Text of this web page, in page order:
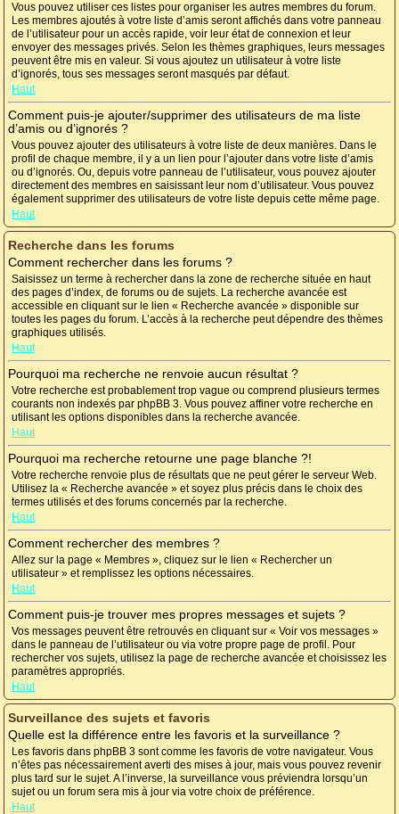
Vous pouvez utiliser ces listes pour organiser les autres membres du forum.
Les membres ajoutés à votre liste d’amis seront affichés dans votre panneau
de l’utilisateur pour un accès rapide, voir leur état de connexion et leur
envoyer des messages privés. Selon les thèmes graphiques, leurs messages
peuvent être mis en valeur. Si vous ajoutez un utilisateur à votre liste
d’ignorés, tous ses messages seront masqués par défaut.
Haut
Comment puis-je ajouter/supprimer des utilisateurs de ma liste
d’amis ou d’ignorés ?
Vous pouvez ajouter des utilisateurs à votre liste de deux manières. Dans le
profil de chaque membre, il y a un lien pour l’ajouter dans votre liste d’amis
ou d’ignorés. Ou, depuis votre panneau de l’utilisateur, vous pouvez ajouter
directement des membres en saisissant leur nom d’utilisateur. Vous pouvez
également supprimer des utilisateurs de votre liste depuis cette même page.
Haut
Recherche dans les forums
Comment rechercher dans les forums ?
Saisissez un terme à rechercher dans la zone de recherche située en haut
des pages d’index, de forums ou de sujets. La recherche avancée est
accessible en cliquant sur le lien « Recherche avancée » disponible sur
toutes les pages du forum. L’accès à la recherche peut dépendre des thèmes
graphiques utilisés.
Haut
Pourquoi ma recherche ne renvoie aucun résultat ?
Votre recherche est probablement trop vague ou comprend plusieurs termes
courants non indexés par phpBB 3. Vous pouvez affiner votre recherche en
utilisant les options disponibles dans la recherche avancée.
Haut
Pourquoi ma recherche retourne une page blanche ?!
Votre recherche renvoie plus de résultats que ne peut gérer le serveur Web.
Utilisez la « Recherche avancée » et soyez plus précis dans le choix des
termes utilisés et des forums concernés par la recherche.
Haut
Comment rechercher des membres ?
Allez sur la page « Membres », cliquez sur le lien « Rechercher un
utilisateur » et remplissez les options nécessaires.
Haut
Comment puis-je trouver mes propres messages et sujets ?
Vos messages peuvent être retrouvés en cliquant sur « Voir vos messages »
dans le panneau de l’utilisateur ou via votre propre page de profil. Pour
rechercher vos sujets, utilisez la page de recherche avancée et choisissez les
paramètres appropriés.
Haut
Surveillance des sujets et favoris
Quelle est la différence entre les favoris et la surveillance ?
Les favoris dans phpBB 3 sont comme les favoris de votre navigateur. Vous
n’êtes pas nécessairement averti des mises à jour, mais vous pouvez revenir
plus tard sur le sujet. A l’inverse, la surveillance vous préviendra lorsqu’un
sujet ou un forum sera mis à jour via votre choix de préférence.
Haut